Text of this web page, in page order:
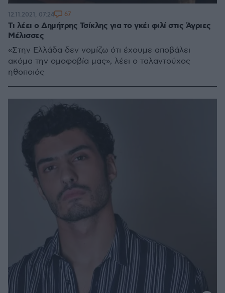
Τι λέει ο Δημήτρης Τσίκλης για το γκέι φιλί στις Άγριες
Μέλισσες
«Στην Ελλάδα δεν νομίζω ότι έχουμε αποβάλει
ακόμα την ομοφοβία μας», λέει ο ταλαντούχος
ηθοποιός
12.11.2021, 07:24 67